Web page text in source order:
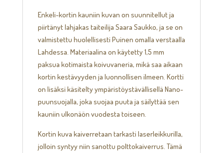
Enkeli-kortin kauniin kuvan on suunnitellut ja
piirtänyt lahjakas taiteilija Saara Saukko, ja se on
valmistettu huolellisesti Puinen omalla verstaalla
Lahdessa. Materiaalina on käytetty 1,5 mm
paksua kotimaista koivuvaneria, mikä saa aikaan
kortin kestävyyden ja luonnollisen ilmeen. Kortti
on lisäksi käsitelty ympäristöystävällisellä Nano-
puunsuojalla, joka suojaa puuta ja säilyttää sen
kauniin ulkonäön vuodesta toiseen.
Kortin kuva kaiverretaan tarkasti laserleikkurilla,
jolloin syntyy niin sanottu polttokaiverrus. Tämä